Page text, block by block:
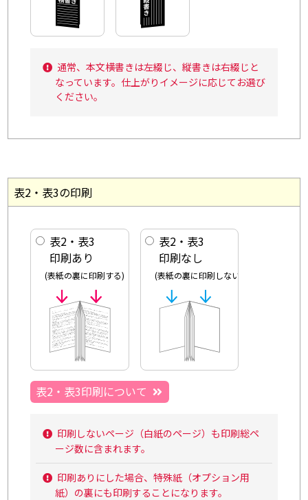
通常、本文横書きは左綴じ、縦書きは右綴じと
なっています。仕上がりイメージに応じてお選び
ください。
表2・表3の印刷
表2・表3
印刷あり
(表紙の裏に印刷する)
表2・表3
印刷なし
(表紙の裏に印刷しない)
表2・表3印刷について
印刷しないページ（白紙のページ）も印刷総ペ
ージ数に含まれます。
印刷ありにした場合、特殊紙（オプション用
紙）の裏にも印刷することになります。